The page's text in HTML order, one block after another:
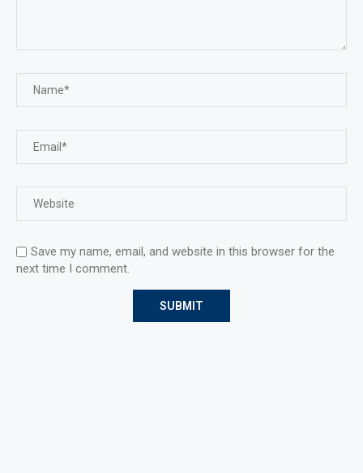
Save my name, email, and website in this browser for the
next time I comment.